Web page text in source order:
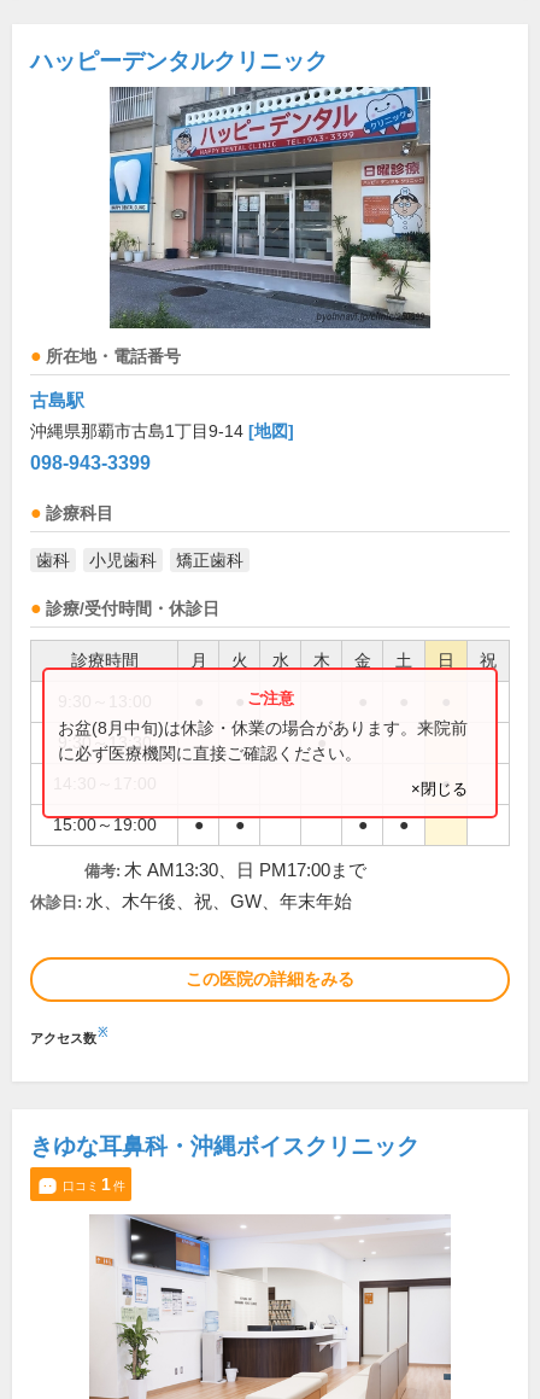
ハッピーデンタルクリニック
所在地・電話番号
古島駅
沖縄県那覇市古島1丁目9-14 [地図]
098-943-3399
診療科目
歯科 小児歯科 矯正歯科
診療/受付時間・休診日
診療時間 月 火 水 木 金 土 日 祝
9:30～13:30 ●
●
15:00～19:00 ● ● ● ●
お盆(8月中旬)は休診・休業の場合があります。来院前
に必ず医療機関に直接ご確認ください。
×閉じる
備考: 木 AM13:30、日 PM17:00まで
休診日: 水、木午後、祝、GW、年末年始
この医院の詳細をみる
アクセス数※
きゆな耳鼻科・沖縄ボイスクリニック
口コミ 1件